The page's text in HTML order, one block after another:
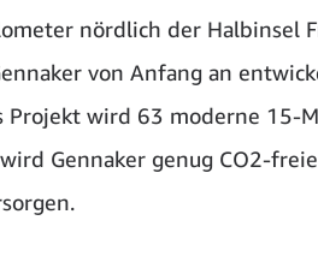
nördlich der Halbinsel
von Anfang an
Projekt wird 63 moderne 15-
Gennaker genug CO2-